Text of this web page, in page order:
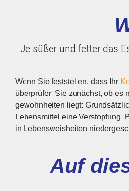
Je süßer und fetter das
Wenn Sie feststellen, dass Ihr
überprüfen Sie zu­nächst, ob es
gewohnheiten liegt:
Lebens­mittel eine Verstopfung.
in Lebens­weisheiten
ihn zu lange ziehen lässt. Grund
erst bei längerer Ziehzeit frei
Banane hingegen können Sie
Auf